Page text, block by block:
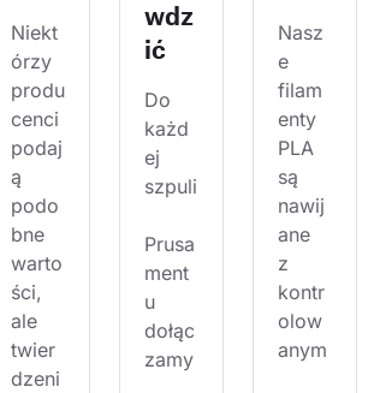
Niekt
órzy
produ
cenci
podaj
ą
podo
bne
warto
ści,
ale
twier
dzeni
wdz
ić
Do
każd
ej
szpuli
Prusa
ment
u
dołąc
zamy
Nasz
e
filam
enty
PLA
są
nawij
ane
z
kontr
olow
anym